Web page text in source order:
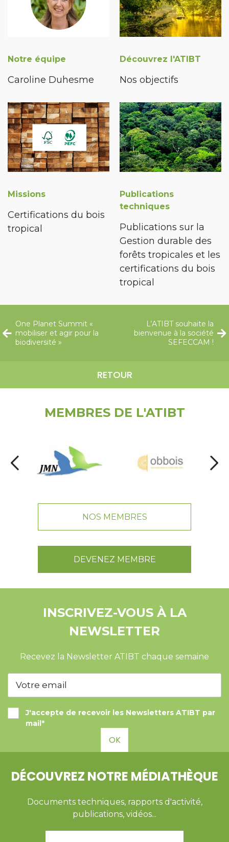
Notre équipe
Caroline Duhesme
Découvrez l'ATIBT
Nos objectifs
Missions
Certifications du bois
tropical
Publications
techniques
Publications sur la
Gestion durable des
forêts tropicales et les
certifications du bois
tropical
One Planet Summit «
mobiliser et agir pour la
biodiversité »
RETOUR
L’ATIBT souhaite la
bienvenue à la société
SEFECCAM !
MEMBRES DE L'ATIBT
NOS MEMBRES
DEVENEZ MEMBRE
INSCRIVEZ-VOUS À LA
NEWSLETTER
Recevez la Newsletter ATIBT chaque semaine
J'accepte de recevoir les Newsletters ATIBT par
mail*
OK
DÉCOUVREZ NOTRE MÉDIATHÈQUE
Documents techniques, rapports d'activité,
publications, vidéos...